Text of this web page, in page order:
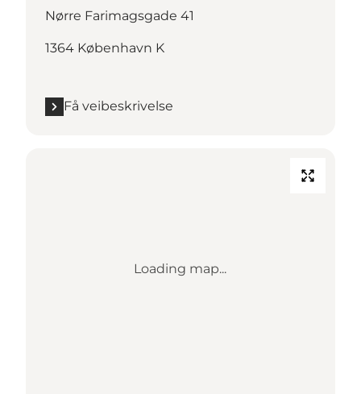
Nørre Farimagsgade 41
1364 København K
Få veibeskrivelse
Loading map...